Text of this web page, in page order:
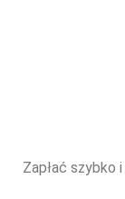
Zapłać szybko